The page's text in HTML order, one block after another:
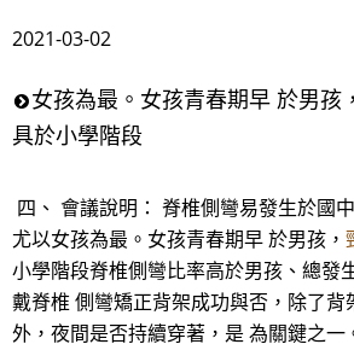
2021-03-02
女孩為最。女孩青春期早 於男孩
具於小學階段
四、 會議說明： 脊椎側彎易發生於國
尤以女孩為最。女孩青春期早 於男孩，
小學階段脊椎側彎比率高於男孩、總發
戴脊椎 側彎矯正背架成功與否，除了背
外，夜間是否持續穿著，是 為關鍵之